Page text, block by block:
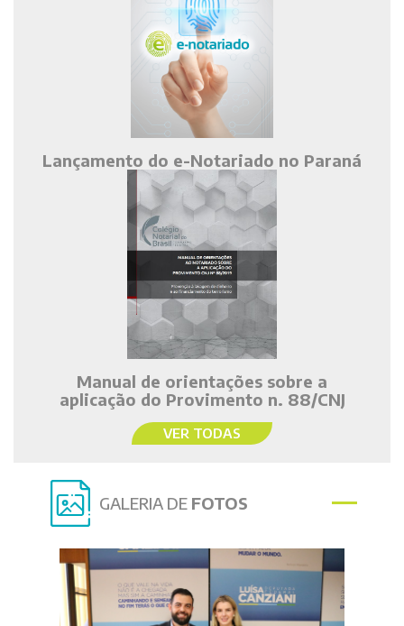
Lançamento do e-Notariado no Paraná
Manual de orientações sobre a
aplicação do Provimento n. 88/CNJ
VER TODAS
GALERIA DE FOTOS